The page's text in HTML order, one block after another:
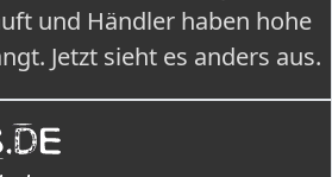
und Händler haben hohe
Jetzt sieht es anders aus.